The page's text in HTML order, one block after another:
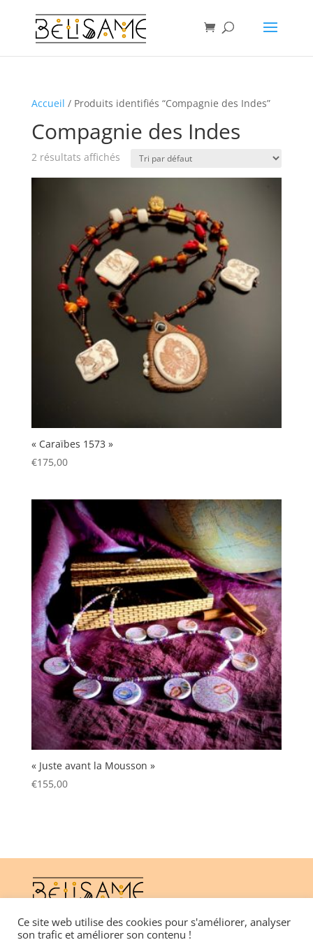
Accueil / Produits identifiés “Compagnie des Indes”
Compagnie des Indes
2 résultats affichés
« Caraïbes 1573 »
€175,00
« Juste avant la Mousson »
€155,00
Ce site web utilise des cookies pour s'améliorer, analyser
son trafic et améliorer son contenu !